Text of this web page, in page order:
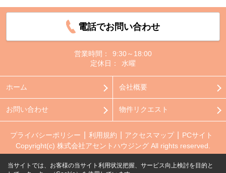
電話でお問い合わせ
営業時間：
9:30～18:00
定休日：
水曜
ホーム 会社概要
お問い合わせ 物件リクエスト
プライバシーポリシー 利用規約 アクセスマップ
PCサイト
Copyright(c) 株式会社アセントハウジング All rights reserved.
当サイトでは、お客様の当サイト利用状況把握、サービス向上検討を目的と